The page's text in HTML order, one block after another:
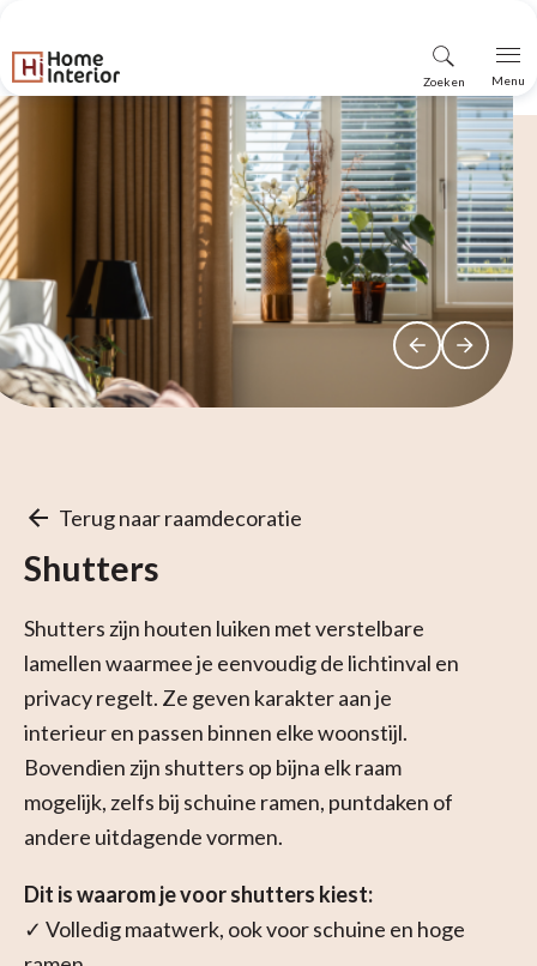
Zoeken Menu
Terug naar raamdecoratie
Shutters
Shutters zijn houten luiken met verstelbare
lamellen waarmee je eenvoudig de lichtinval en
privacy regelt. Ze geven karakter aan je
interieur en passen binnen elke woonstijl.
Bovendien zijn shutters op bijna elk raam
mogelijk, zelfs bij schuine ramen, puntdaken of
andere uitdagende vormen.
Dit is waarom je voor shutters kiest:
✓ Volledig maatwerk, ook voor schuine en hoge